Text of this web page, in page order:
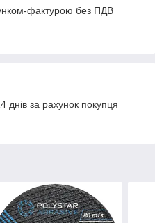
фактурою без ПДВ
за рахунок покупця